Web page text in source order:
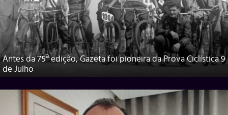
Antes da 75ª edição, Gazeta foi pioneira da Prova Ciclística 9
de Julho